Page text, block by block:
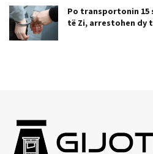
Po transportonin
të Zi, arrestohen dy